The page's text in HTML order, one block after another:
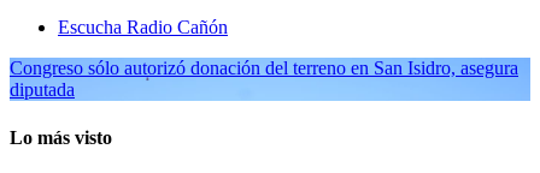
Escucha Radio Cañón
Congreso sólo autorizó donación del terreno en San Isidro, asegura
diputada
Lo más visto